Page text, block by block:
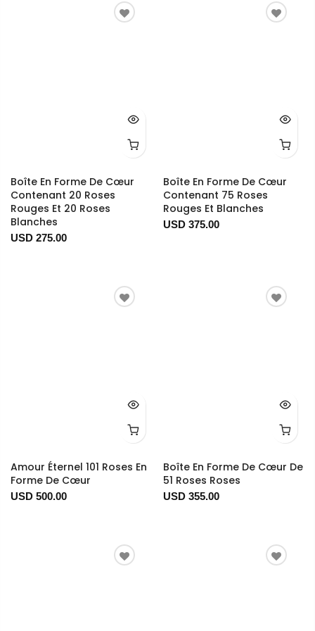
Boîte En Forme De Cœur
Contenant 20 Roses
Rouges Et 20 Roses
Blanches
USD 275.00
Boîte En Forme De Cœur
Contenant 75 Roses
Rouges Et Blanches
USD 375.00
Amour Éternel 101 Roses En
Forme De Cœur
USD 500.00
Boîte En Forme De Cœur De
51 Roses Roses
USD 355.00